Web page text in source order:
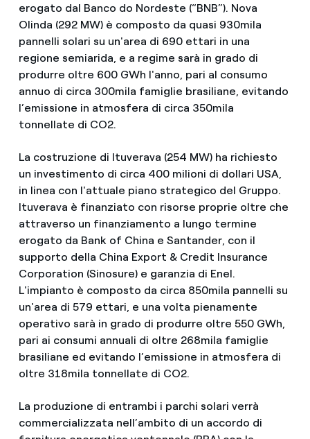
erogato dal Banco do Nordeste (“BNB”). Nova
Olinda (292 MW) è composto da quasi 930mila
pannelli solari su un'area di 690 ettari in una
regione semiarida, e a regime sarà in grado di
produrre oltre 600 GWh l'anno, pari al consumo
annuo di circa 300mila famiglie brasiliane, evitando
l’emissione in atmosfera di circa 350mila
tonnellate di CO2.
La costruzione di Ituverava (254 MW) ha richiesto
un investimento di circa 400 milioni di dollari USA,
in linea con l'attuale piano strategico del Gruppo.
Ituverava è finanziato con risorse proprie oltre che
attraverso un finanziamento a lungo termine
erogato da Bank of China e Santander, con il
supporto della China Export & Credit Insurance
Corporation (Sinosure) e garanzia di Enel.
L'impianto è composto da circa 850mila pannelli su
un'area di 579 ettari, e una volta pienamente
operativo sarà in grado di produrre oltre 550 GWh,
pari ai consumi annuali di oltre 268mila famiglie
brasiliane ed evitando l’emissione in atmosfera di
oltre 318mila tonnellate di CO2.
La produzione di entrambi i parchi solari verrà
commercializzata nell’ambito di un accordo di